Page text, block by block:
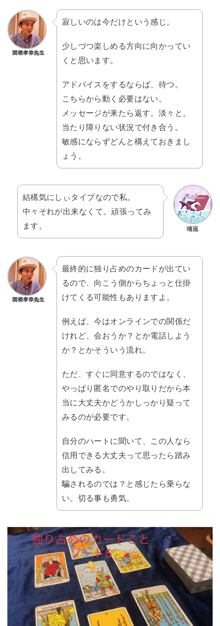
寂しいのは今だけという感じ。
少しづつ楽しめる方向に向かってい
くと思います。
アドバイスをするならば、待つ。
こちらから動く必要はない。
メッセージが来たら返す。淡々と。
当たり障りない状況で付き合う。
敏感にならずどんと構えておきまし
ょう。
結構気にしぃタイプなので私。
中々それが出来なくて。頑張ってみ
ます。
最終的に独り占めのカードが出てい
るので、向こう側からちょっと仕掛
けてくる可能性もありますよ。
例えば、今はオンラインでの関係だ
けれど、会おうか？とか電話しよう
か？とかそういう流れ。
ただ、すぐに同意するのではなく、
やっぱり匿名でのやり取りだから本
当に大丈夫かどうかしっかり疑って
みるのが必要です。
自分のハートに聞いて、この人なら
信用できる大丈夫って思ったら踏み
出してみる。
騙されるのでは？と感じたら乗らな
い。切る事も勇気。